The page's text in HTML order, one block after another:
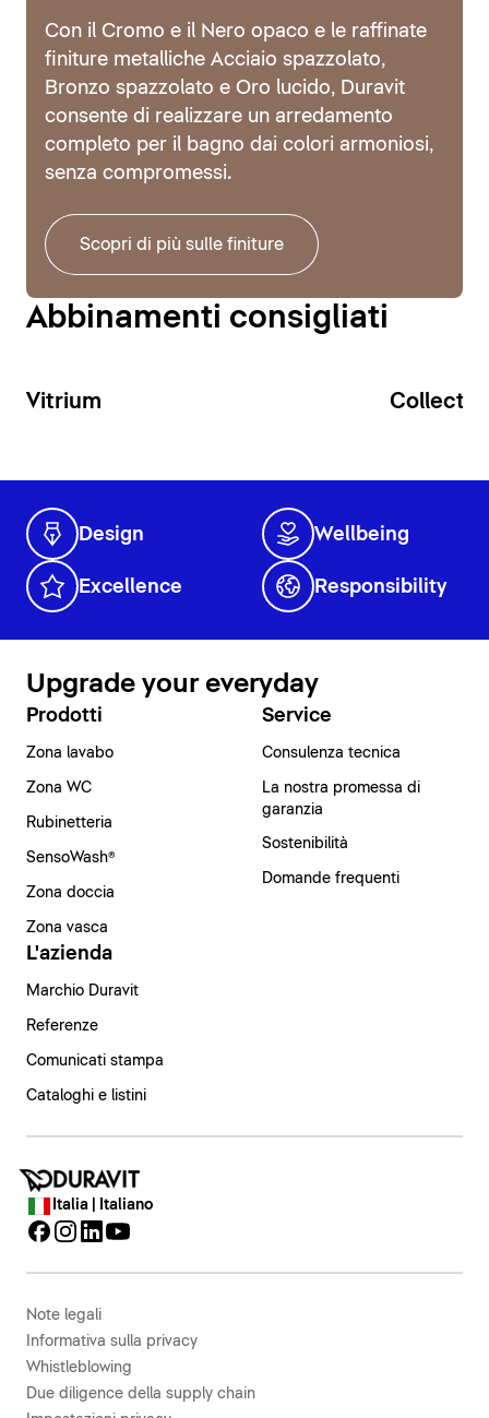
Con il Cromo e il Nero opaco e le raffinate
finiture metalliche Acciaio spazzolato,
Bronzo spazzolato e Oro lucido, Duravit
consente di realizzare un arredamento
completo per il bagno dai colori armoniosi,
senza compromessi.
Scopri di più sulle finiture
Abbinamenti consigliati
Vitrium
Design Wellbeing
Excellence Responsibility
Upgrade your everyday
Prodotti
Zona lavabo
Zona WC
Rubinetteria
SensoWash®
Zona doccia
Zona vasca
Service
Consulenza tecnica
La nostra promessa di
garanzia
Sostenibilità
Domande frequenti
L'azienda
Marchio Duravit
Referenze
Comunicati stampa
Cataloghi e listini
Italia | Italiano
Note legali
Informativa sulla privacy
Whistleblowing
Due diligence della supply chain